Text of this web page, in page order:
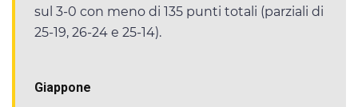
sul 3-0 con meno di 135 punti totali (parziali di
25-19, 26-24 e 25-14).
Giappone